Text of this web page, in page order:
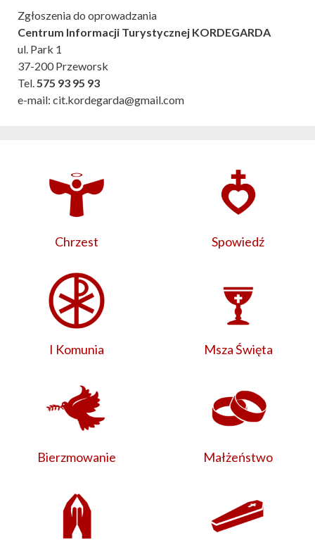
Zgłoszenia do oprowadzania
Centrum Informacji Turystycznej KORDEGARDA
ul. Park 1
37-200 Przeworsk
Tel. 575 93 95 93
e-mail: cit.kordegarda@gmail.com
Chrzest Spowiedź
I Komunia Msza Święta
Bierzmowanie Małżeństwo